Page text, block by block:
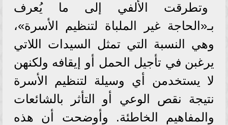
وتطرقت الألفي إلى ما يُعرف
بـ«الحاجة غير الملباة لتنظيم الأسرة»،
وهي النسبة التي تمثل السيدات اللاتي
يرغبن في تأجيل الحمل أو إيقافه ولكنهن
لا يستخدمن أي وسيلة لتنظيم الأسرة
نتيجة نقص الوعي أو التأثر بالشائعات
والمفاهيم الخاطئة. وأوضحت أن هذه